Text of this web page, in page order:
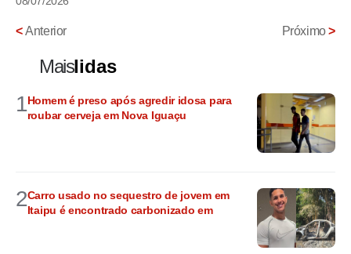
<Anterior Próximo>
Maislidas
1Homem é preso após agredir idosa para
roubar cerveja em Nova Iguaçu
2Carro usado no sequestro de jovem em
Itaipu é encontrado carbonizado em